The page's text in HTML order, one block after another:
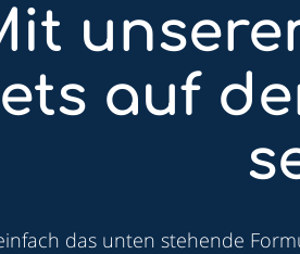
auf
das unten stehende